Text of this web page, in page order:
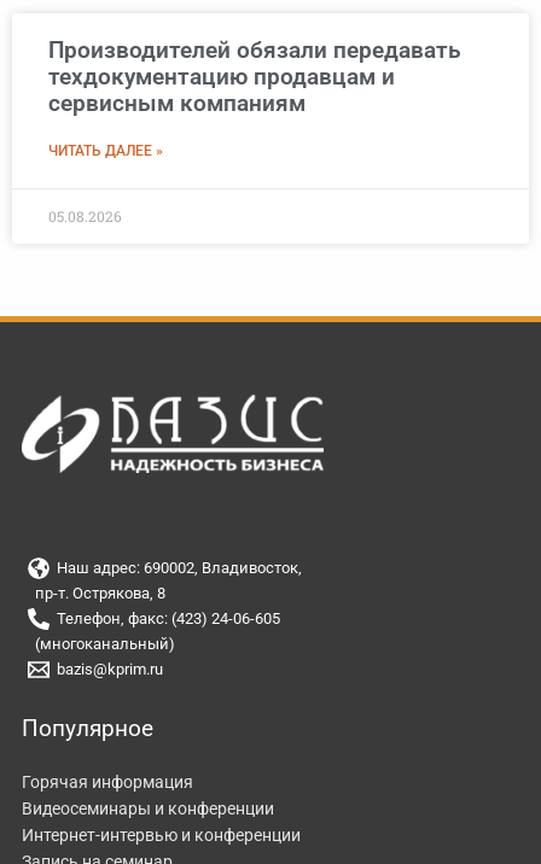
Производителей обязали передавать
техдокументацию продавцам и
сервисным компаниям
ЧИТАТЬ ДАЛЕЕ »
05.08.2026
Наш адрес: 690002, Владивосток,
пр-т. Острякова, 8
Телефон, факс: (423) 24-06-605
(многоканальный)
bazis@kprim.ru
Популярное
Горячая информация
Видеосеминары и конференции
Интернет-интервью и конференции